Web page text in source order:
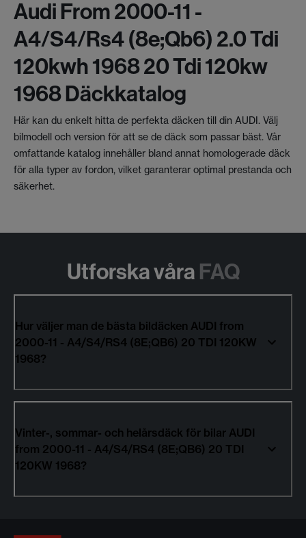
Audi From 2000-11 -
A4/s4/rs4 (8e;qb6) 2.0 Tdi
120kwh 1968 20 Tdi 120kw
1968 Däckkatalog
Här kan du enkelt hitta de perfekta däcken till din AUDI. Välj
bilmodell och version för att se de däck som passar bäst. Vår
omfattande katalog innehåller bland annat homologerade däck
för alla typer av fordon, vilket garanterar optimal prestanda och
säkerhet.
Utforska våra FAQ
Hur väljer man de bästa bildäcken AUDI from
2000-11 - A4/S4/RS4 (8E;QB6) 20 TDI 120KW
1968?
Vinter-, sommar- och helårsdäck för bilar AUDI
from 2000-11 - A4/S4/RS4 (8E;QB6) 20 TDI
120KW 1968?